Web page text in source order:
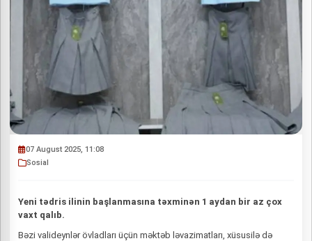
07 August 2025, 11:08
Sosial
Yeni tədris ilinin başlanmasına təxminən 1 aydan bir az çox
vaxt qalıb.
Bəzi valideynlər övladları üçün məktəb ləvazimatları, xüsusilə də